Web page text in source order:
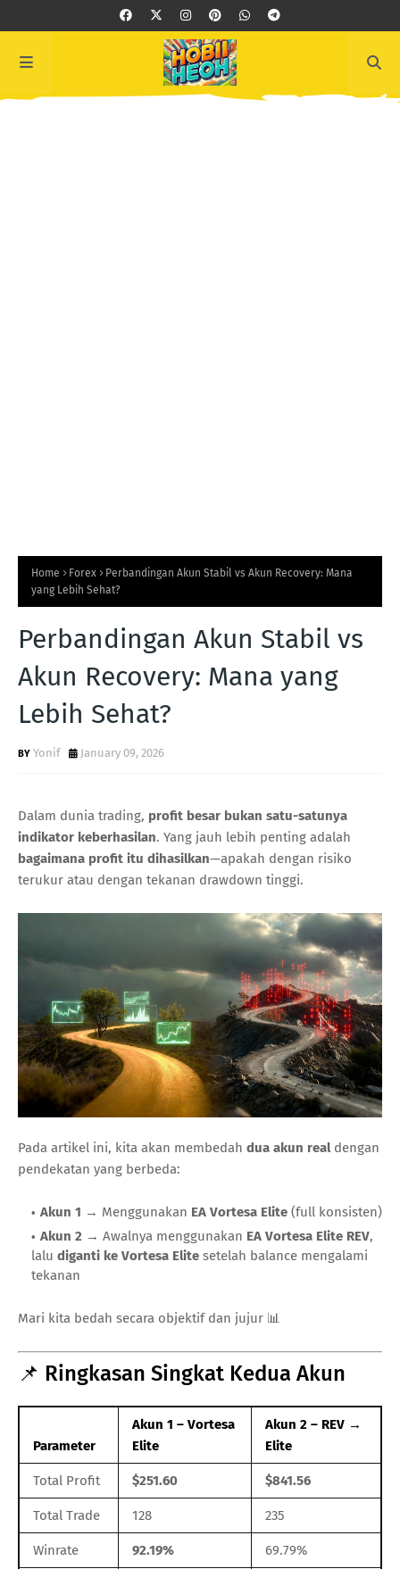
Home Forex
Perbandingan Akun Stabil vs Akun Recovery: Mana
yang Lebih Sehat?
Perbandingan Akun Stabil vs
Akun Recovery: Mana yang
Lebih Sehat?
Yonif January 09, 2026
Dalam dunia trading, profit besar bukan satu-satunya
indikator keberhasilan. Yang jauh lebih penting adalah
bagaimana profit itu dihasilkan—apakah dengan risiko
terukur atau dengan tekanan drawdown tinggi.
Pada artikel ini, kita akan membedah dua akun realdengan
pendekatan yang berbeda:
Akun 1 → Menggunakan EA Vortesa Elite (full konsisten)
Akun 2 → Awalnya menggunakan EA Vortesa Elite REV,
lalu diganti ke Vortesa Elite setelah balance mengalami
tekanan
Mari kita bedah secara objektif dan jujur 📊
📌 Ringkasan Singkat Kedua Akun
Parameter
Akun 1 – Vortesa
Elite
Akun 2 – REV →
Elite
Total Profit $251.60 $841.56
Total Trade 128 235
Winrate 92.19% 69.79%